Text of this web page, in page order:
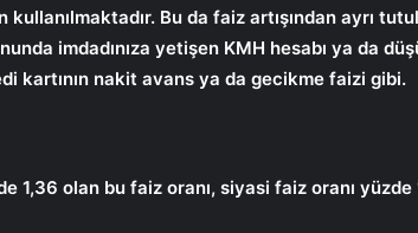
kullanılmaktadır. Bu da faiz artışından ayrı
imdadınıza yetişen KMH hesabı ya da
kartının nakit avans ya da gecikme faizi gibi.
1,36 olan bu faiz oranı, siyasi faiz oranı